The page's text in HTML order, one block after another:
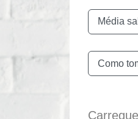
Média
Como